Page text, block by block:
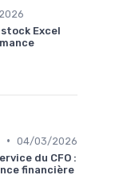
Excel
• 04/03/2026
du CFO :
financière